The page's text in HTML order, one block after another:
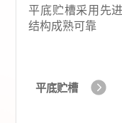
平底贮槽采用先
结构成熟可靠
平底贮槽